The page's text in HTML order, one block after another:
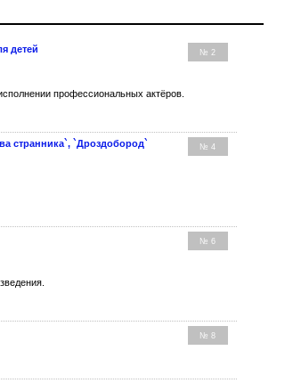
№ 2
детей
профессиональных актёров.
№ 4
странника`, `Дроздобород`
№ 6
№ 8